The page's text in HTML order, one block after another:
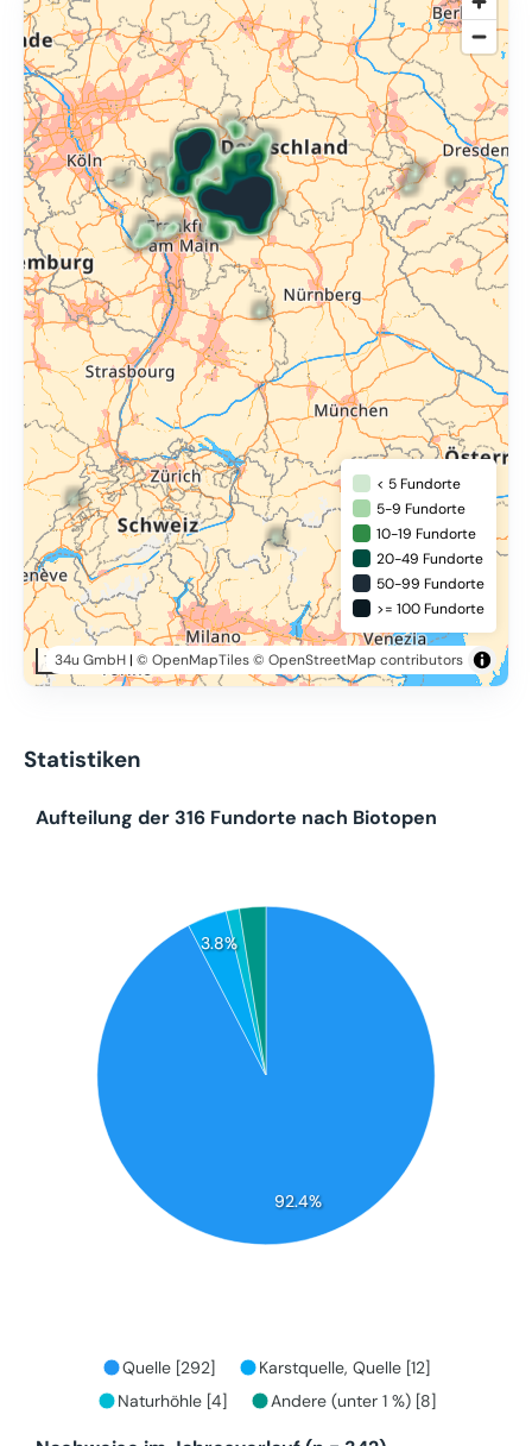
100 km
34u GmbH| © OpenMapTiles© OpenStreetMap contributors
< 5 Fundorte
5-9 Fundorte
10-19 Fundorte
20-49 Fundorte
50-99 Fundorte
>= 100 Fundorte
Statistiken
92.4%
3.8%
Aufteilung der 316 Fundorte nach Biotopen
Quelle [292]
Karstquelle, Quelle [12]
Naturhöhle [4]
Andere (unter 1 %) [8]